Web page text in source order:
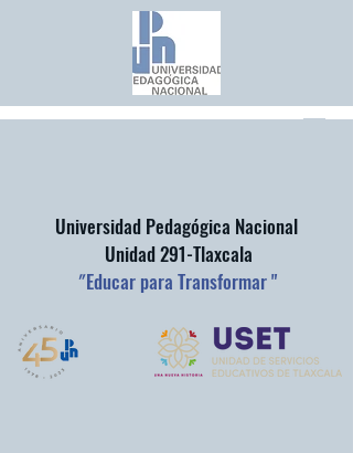
Universidad Pedagógica Nacional
Unidad 291-Tlaxcala
"Educar para Transformar "